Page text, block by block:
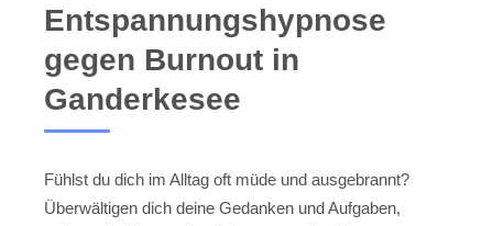
Entspannungshypnose
gegen Burnout in
Ganderkesee
Fühlst du dich im Alltag oft müde und ausgebrannt?
Überwältigen dich deine Gedanken und Aufgaben,